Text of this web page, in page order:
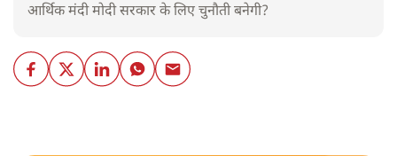
आर्थिक मंदी मोदी सरकार के लिए चुनौती बनेगी?